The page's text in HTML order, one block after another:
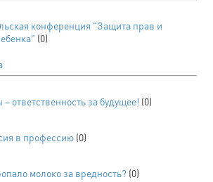
конференция "Защита прав и
(0)
ответственность за будущее! (0)
в профессию (0)
молоко за вредность? (0)